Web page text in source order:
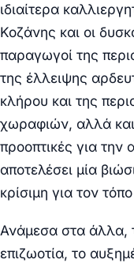
ιδιαίτερα
Κοζάνης και οι
παραγωγοί της
της έλλειψης
κλήρου και της
χωραφιών, αλλά και
προοπτικές για
αποτελέσει μία
κρίσιμη για τον
Ανάμεσα στα άλλα,
επιζωοτία, το